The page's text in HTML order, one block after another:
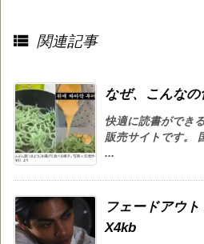
 関連記事
なぜ、こんなの
快適に読書ができ
販売サイトです。
...
フェードアウ
X4kb